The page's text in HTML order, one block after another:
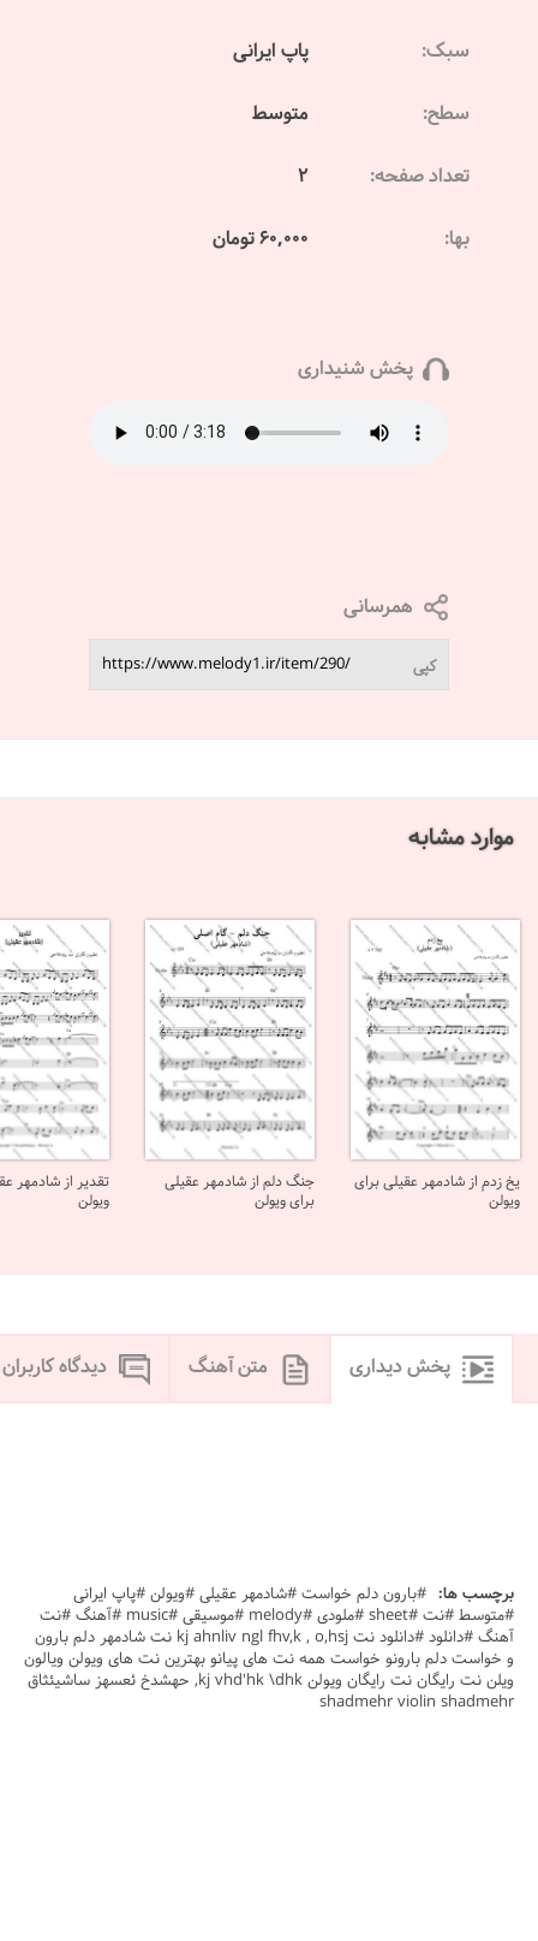
سبک: پاپ ایرانی
سطح: متوسط
تعداد صفحه: 2
بها: 60,000 تومان
پخش شنیداری
همرسانی
کپی
موارد مشابه
یخ زدم از شادمهر عقیلی برای
ویولن
جنگ دلم از شادمهر عقیلی
برای ویولن
تقدیر از شادمهر
ویولن
پخش دیداری متن آهنگ دیدگاه کاربران
برچسب ها: #بارون دلم خواست #شادمهر عقیلی #ویولن #پاپ ایرانی
#متوسط #نت #sheet #ملودی #melody #موسیقی #music #آهنگ #نت
آهنگ #دانلود #دانلود نت kj ahnliv ngl fhv,k , o,hsj نت شادمهر دلم بارون
و خواست دلم بارونو خواست همه نت های پیانو بهترین نت های ویولن ویالون
ویلن نت رایگان نت رایگان ویولن kj vhd'hk \dhk, حهشدخ ئعسهز ساشیئثاق
shadmehr violin shadmehr